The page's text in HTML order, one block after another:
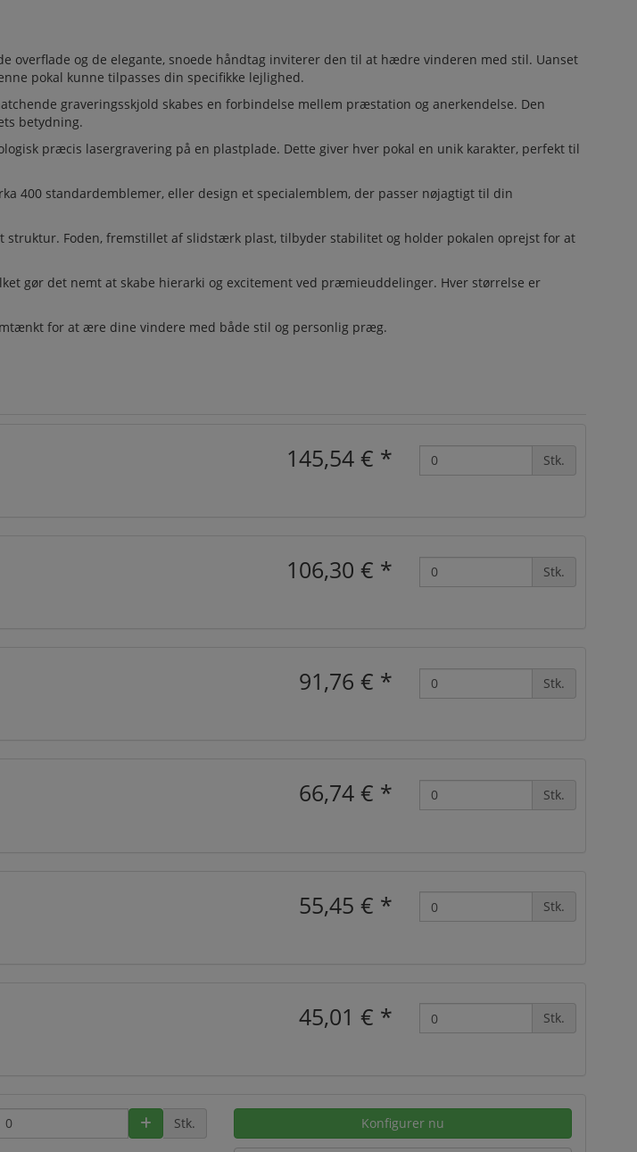
overflade og de elegante, snoede håndtag inviterer den til at hædre vinderen med stil. Uanset
pokal kunne tilpasses din specifikke lejlighed.
graveringsskjold skabes en forbindelse mellem præstation og anerkendelse. Den
betydning.
præcis lasergravering på en plastplade. Dette giver hver pokal en unik karakter, perfekt til
400 standardemblemer, eller design et specialemblem, der passer nøjagtigt til din
Foden, fremstillet af slidstærk plast, tilbyder stabilitet og holder pokalen oprejst for at
gør det nemt at skabe hierarki og excitement ved præmieuddelinger. Hver størrelse er
for at ære dine vindere med både stil og personlig præg.
145,54 € * Stk.
106,30 € * Stk.
91,76 € * Stk.
66,74 € * Stk.
55,45 € * Stk.
45,01 € * Stk.
Stk. Konfigurer nu